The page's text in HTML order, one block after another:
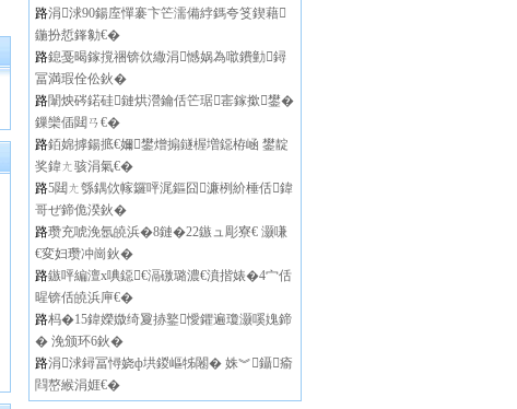
路涓浗90鍚庢憚褰卞笀濡備綍鎷夸笅鍥藉
鍦扮悊鎽勨€�
路鎴戞暍鎵撹祵锛佽繖涓憾娲為噷鐨勭鐞
冨満瑕佺伀鈥�
路闈炴硶鍩硅鏈烘瀯鑰佸笀琚寚鎵撳鐢�
鏁欒偛閮ㄢ€�
路銆婂摢鍚掋€嬭鐢熷搧鐩楃増鐚栫崡 鐢靛
奖鍏ㄤ骇涓氣€�
路5閮ㄤ綔鍝佽幏鑼呯浘鏂囧濂栵紒棰佸鍏
哥ぜ鍗佹湀鈥�
路瓒充唬浼氬皢浜�8鏈�22鏃ュ彫寮€ 灏嗛
€変妇瓒冲崗鈥�
路鏃呯編澶х唺鐚€滆礉璐濃€濆揩婊�4宀佸
暒锛佸皢浜庘€�
路杩�15鍏嬫媺绮夐捇鐜懓鑺遍瓊灏嗘媿鍗
� 浼颁环6鈥�
路涓浗鐞冨憳娆ф垬鍐嶇牬闂� 姝︾鑷瘉
閰嶅緱涓娾€�